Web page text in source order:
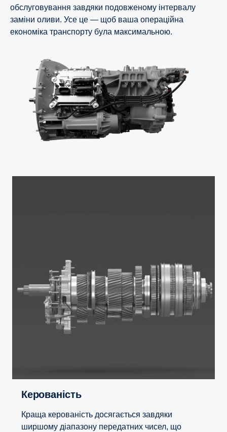
обслуговування завдяки подовженому інтервалу
заміни оливи. Усе це — щоб ваша операційна
економіка транспорту була максимальною.
Керованість
Краща керованість досягається завдяки
ширшому діапазону передатних чисел, що